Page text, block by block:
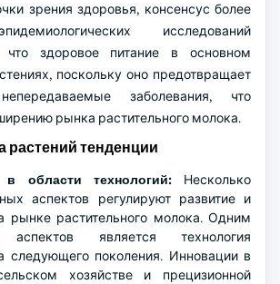
зрения здоровья, консенсус более
исследований
что здоровое питание в основном
поскольку оно предотвращает
заболевания, что
рынка растительного молока.
растений тенденции
в области технологий:Несколько
аспектов регулируют развитие и
рынке растительного молока. Одним
является технология
следующего поколения. Инновации в
хозяйстве и прецизионной